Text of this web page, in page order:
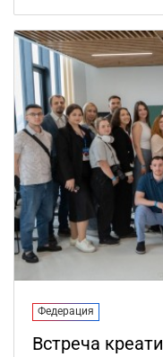
Федерация
Встреча